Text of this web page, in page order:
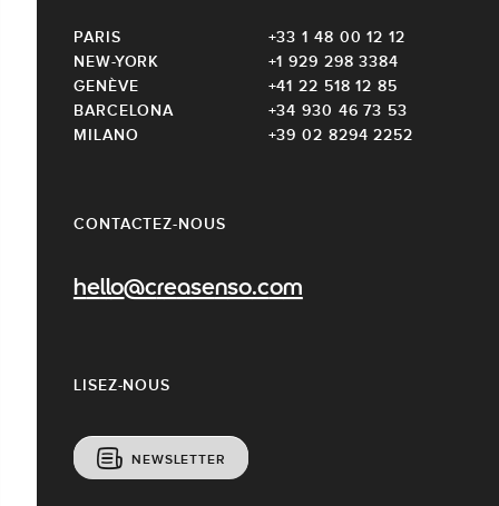
CONTACTEZ-NOUS
hello@creasenso.com
LISEZ-NOUS
NEWSLETTER
PARIS
+33 1 48 00 12 12
NEW-YORK
+1 929 298 3384
GENÈVE
+41 22 518 12 85
BARCELONA
+34 930 46 73 53
MILANO
+39 02 8294 2252